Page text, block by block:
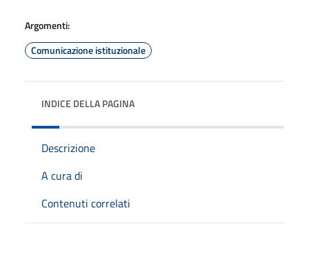
Argomenti:
Comunicazione istituzionale
INDICE DELLA PAGINA
Descrizione
A cura di
Contenuti correlati